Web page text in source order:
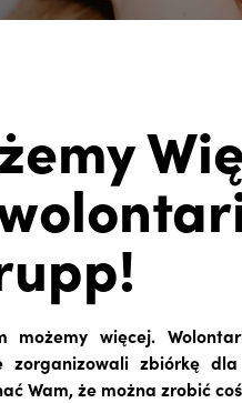
więcej.
zorganizowali zbiórkę
Wam, że można zrobić